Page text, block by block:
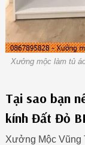
Xưởng mộc làm tủ
Tại sao bạn
kính Đất Đỏ
Xưởng Mộc Vũng